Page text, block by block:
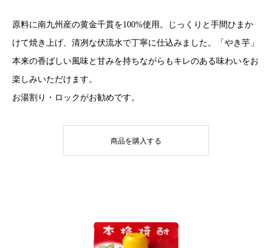
原料に南九州産の黄金千貫を100%使用。じっくりと手間ひまか
けて焼き上げ、清冽な伏流水で丁寧に仕込みました。「やき芋」
本来の香ばしい風味と甘みを持ちながらもキレのある味わいをお
楽しみいただけます。
お湯割り・ロックがお勧めです。
商品を購入する